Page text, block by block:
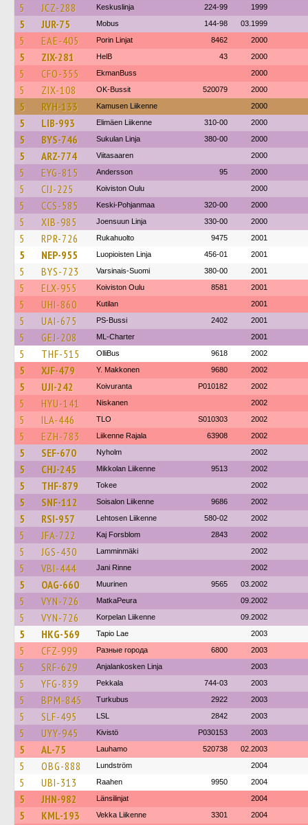
5 JCZ-288 Keskuslinja 224-99 1999
5 JUR-75 Mobus 144-98 03.1999
5 EAE-405 Porin Linjat 8462 2000
5 ZIX-281 HelB 43 2000
5 CFO-355 EkmanBuss 2000
5 ZIX-108 OK-Bussit 520079 2000
5 RYH-133 Kamusen Liikenne 2000
5 LIB-993 Elimäen Liikenne 310-00 2000
5 BYS-746 Sukulan Linja 380-00 2000
5 ARZ-774 Viitasaaren 2000
5 EYG-815 Andersson 95 2000
5 CIJ-225 Koiviston Oulu 2000
5 CCS-585 Keski-Pohjanmaa 320-00 2000
5 XIB-985 Joensuun Linja 330-00 2000
5 RPR-726 Rukahuolto 9475 2001
5 NEP-955 Luopioisten Linja 456-01 2001
5 BYS-723 Varsinais-Suomi 380-00 2001
5 ELX-955 Koiviston Oulu 8581 2001
5 UHI-860 Kutilan 2001
5 UAI-675 PS-Bussi 2402 2001
5 GEJ-208 ML-Charter 2001
5 THF-515 OlliBus 9618 2002
5 XJF-479 Y. Makkonen 9680 2002
5 UJI-242 Koivuranta P010182 2002
5 HYU-141 Niskanen 2002
5 ILA-446 TLO S010303 2002
5 EZH-783 Liikenne Rajala 63908 2002
5 SEF-670 Nyholm 2002
5 CHJ-245 Mikkolan Liikenne 9513 2002
5 THF-879 Tokee 2002
5 SNF-112 Soisalon Liikenne 9686 2002
5 RSI-957 Lehtosen Liikenne 580-02 2002
5 JFA-722 Kaj Forsblom 2843 2002
5 JGS-430 Lamminmäki 2002
5 VBI-444 Jani Rinne 2002
5 OAG-660 Muurinen 9565 03.2002
5 VYN-726 MatkaPeura 09.2002
5 VYN-726 Korpelan Liikenne 09.2002
5 HKG-569 Tapio Lae 2003
5 CFZ-999 Разные города 6800 2003
5 SRF-629 Anjalankosken Linja 2003
5 YFG-839 Pekkala 744-03 2003
5 BPM-845 Turkubus 2922 2003
5 SLF-495 LSL 2842 2003
5 UYY-945 Kivistö P030153 2003
5 AL-75 Lauhamo 520738 02.2003
5 OBG-888 Lundström 2004
5 UBI-313 Raahen 9950 2004
5 JHN-982 Länsilinjat 2004
5 KML-193 Vekka Liikenne 3301 2004